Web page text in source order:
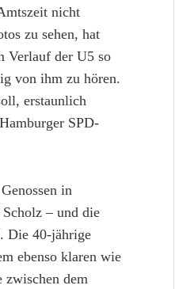
nicht
zu sehen, hat
Verlauf der U5 so
von ihm zu hören.
erstaunlich
SPD-
in
– und die
Die 40-jährige
ebenso klaren wie
dem